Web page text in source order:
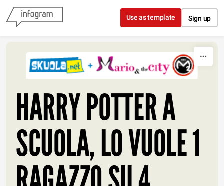
Skip to content
Use as template Sign up
HARRY POTTER A
SCUOLA, LO VUOLE 1